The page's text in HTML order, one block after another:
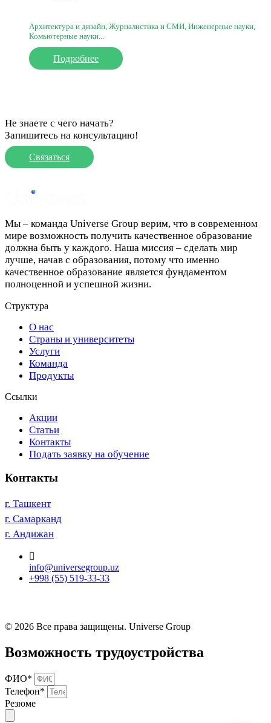
Архитектура и дизайн, Журналистика и СМИ, Инженерные науки,
Комьютерные науки...
Подробнее
Не знаете с чего начать?
Запишитесь на консультацию!
Связаться
Мы – команда Universe Group верим, что в современном
мире возможность получить качественное образование
должна быть у каждого. Наша миссия – сделать мир
лучше, начав с образования, потому что именно
качественное образование является фундаментом
полноценной и успешной жизни.
Структура
О нас
Страны и университеты
Услуги
Команда
Продукты
Ссылки
Акции
Статьи
Контакты
Подать заявку на обучение
Контакты
г. Ташкент
г. Самарканд
г. Андижан
info@universegroup.uz
+998 (55) 519-33-33
© 2026 Все права защищены. Universe Group
Возможность трудоустройства
ФИО*
Телефон*
Резюме